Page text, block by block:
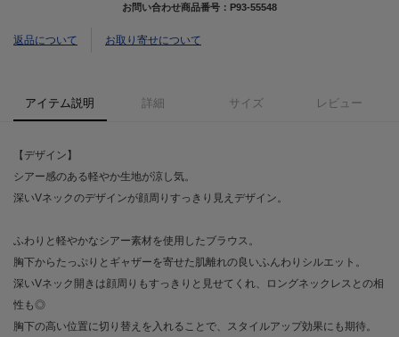
お問い合わせ商品番号： P93-55548
返品について お取り寄せについて
アイテム説明 詳細 サイズ レビュー
【デザイン】
シアー感のある軽やか生地が涼し気。
深いVネックのデザインが顔周りすっきり見えデザイン。
ふわりと軽やかなシアー素材を使用したブラウス。
胸下からたっぷりとギャザーを寄せた肌離れの良いふんわりシルエット。
深いVネック開きは顔周りもすっきりと見せてくれ、ロングネックレスとの相
性も◎
胸下の高い位置に切り替えを入れることで、スタイルアップ効果にも期待。